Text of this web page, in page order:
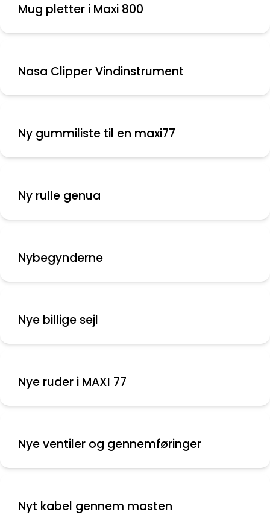
Mug pletter i Maxi 800
Nasa Clipper Vindinstrument
Ny gummiliste til en maxi77
Ny rulle genua
Nybegynderne
Nye billige sejl
Nye ruder i MAXI 77
Nye ventiler og gennemføringer
Nyt kabel gennem masten